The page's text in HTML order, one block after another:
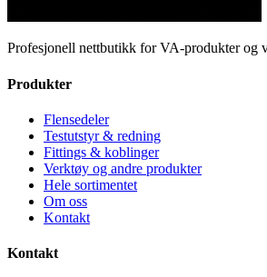
Profesjonell nettbutikk for VA-produkter og
Produkter
Flensedeler
Testutstyr & redning
Fittings & koblinger
Verktøy og andre produkter
Hele sortimentet
Om oss
Kontakt
Kontakt